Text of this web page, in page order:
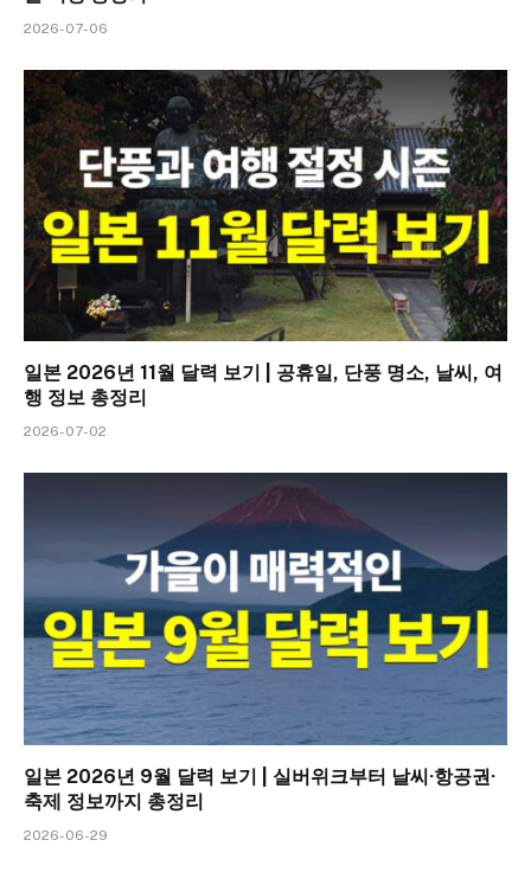
2026-07-06
일본 2026년 11월 달력 보기 | 공휴일, 단풍 명소, 날씨, 여
행 정보 총정리
2026-07-02
일본 2026년 9월 달력 보기 | 실버위크부터 날씨·항공권·
축제 정보까지 총정리
2026-06-29